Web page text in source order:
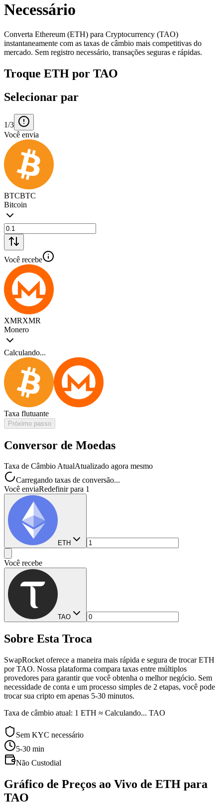
Necessário
Converta Ethereum (ETH) para Cryptocurrency (TAO)
instantaneamente com as taxas de câmbio mais competitivas do
mercado. Sem registro necessário, transações seguras e rápidas.
Troque ETH por TAO
Selecionar par
1/3
Você envia
BTCBTC
Bitcoin
Você recebe
XMRXMR
Monero
Calculando...
Taxa flutuante
Próximo passo
Conversor de Moedas
Taxa de Câmbio AtualAtualizado agora mesmo
Carregando taxas de conversão...
Você enviaRedefinir para 1
ETH
Você recebe
TAO
Sobre Esta Troca
SwapRocket oferece a maneira mais rápida e segura de trocar ETH
por TAO. Nossa plataforma compara taxas entre múltiplos
provedores para garantir que você obtenha o melhor negócio. Sem
necessidade de conta e um processo simples de 2 etapas, você pode
trocar sua cripto em apenas 5-30 minutos.
Taxa de câmbio atual: 1 ETH ≈ Calculando... TAO
Sem KYC necessário
5-30 min
Não Custodial
Gráfico de Preços ao Vivo de ETH para
TAO